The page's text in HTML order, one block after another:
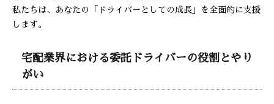
私たちは、あなたの「ドライバーとしての成長」を全面的に支援
します。
宅配業界における委託ドライバーの役割とやり
がい